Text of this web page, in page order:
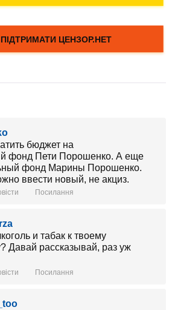
бюджет на
фонд Пети Порошенко. А еще
фонд Марины Порошенко.
ввести новый, не акциз.
Посилання
и табак к твоему
Давай рассказывай, раз уж
Посилання